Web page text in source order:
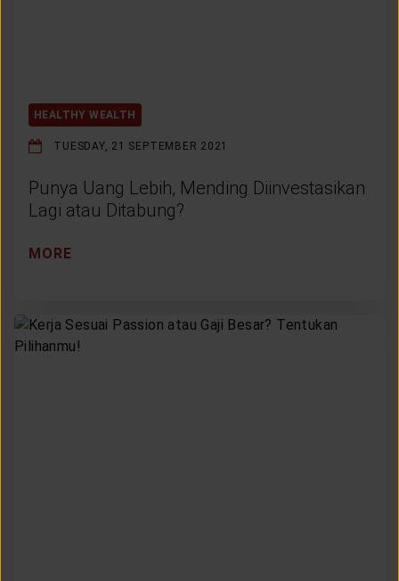
HEALTHY WEALTH
TUESDAY, 21 SEPTEMBER 2021
Punya Uang Lebih, Mending Diinvestasikan
Lagi atau Ditabung?
MORE